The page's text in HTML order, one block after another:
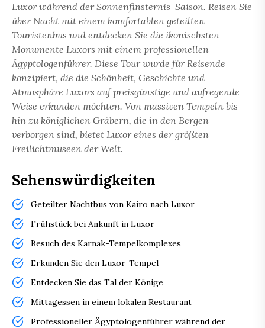
Luxor während der Sonnenfinsternis-Saison. Reisen Sie
über Nacht mit einem komfortablen geteilten
Touristenbus und entdecken Sie die ikonischsten
Monumente Luxors mit einem professionellen
Ägyptologenführer. Diese Tour wurde für Reisende
konzipiert, die die Schönheit, Geschichte und
Atmosphäre Luxors auf preisgünstige und aufregende
Weise erkunden möchten. Von massiven Tempeln bis
hin zu königlichen Gräbern, die in den Bergen
verborgen sind, bietet Luxor eines der größten
Freilichtmuseen der Welt.
Sehenswürdigkeiten
Geteilter Nachtbus von Kairo nach Luxor
Frühstück bei Ankunft in Luxor
Besuch des Karnak-Tempelkomplexes
Erkunden Sie den Luxor-Tempel
Entdecken Sie das Tal der Könige
Mittagessen in einem lokalen Restaurant
Professioneller Ägyptologenführer während der